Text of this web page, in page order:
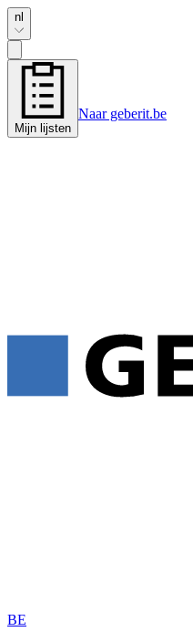
nl
Mijn lijsten
Naar geberit.be
BE